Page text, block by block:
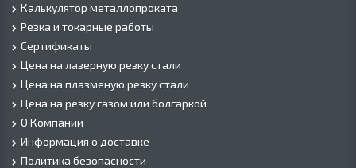
Калькулятор металлопроката
Резка и токарные работы
Сертификаты
Цена на лазерную резку стали
Цена на плазменую резку стали
Цена на резку газом или болгаркой
О Компании
Информация о доставке
Политика безопасности